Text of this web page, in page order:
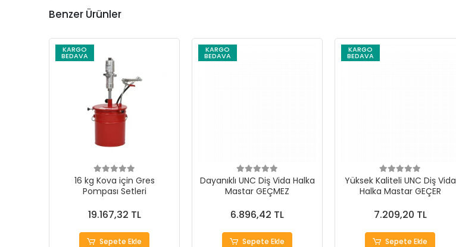
Benzer Ürünler
KARGO
BEDAVA
16 kg Kova için Gres
Pompası Setleri
19.167,32 TL
Sepete Ekle
KARGO
BEDAVA
Dayanıklı UNC Diş Vida Halka
Mastar GEÇMEZ
6.896,42 TL
Sepete Ekle
KARGO
BEDAVA
Yüksek Kaliteli UNC Diş Vida
Halka Mastar GEÇER
7.209,20 TL
Sepete Ekle